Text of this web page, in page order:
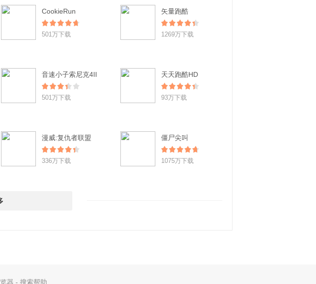
CookieRun
501万下载
矢量跑酷
1269万下载
音速小子索尼克4II
501万下载
天天跑酷HD
93万下载
漫威:复仇者联盟
336万下载
僵尸尖叫
1075万下载
器 - 搜索帮助